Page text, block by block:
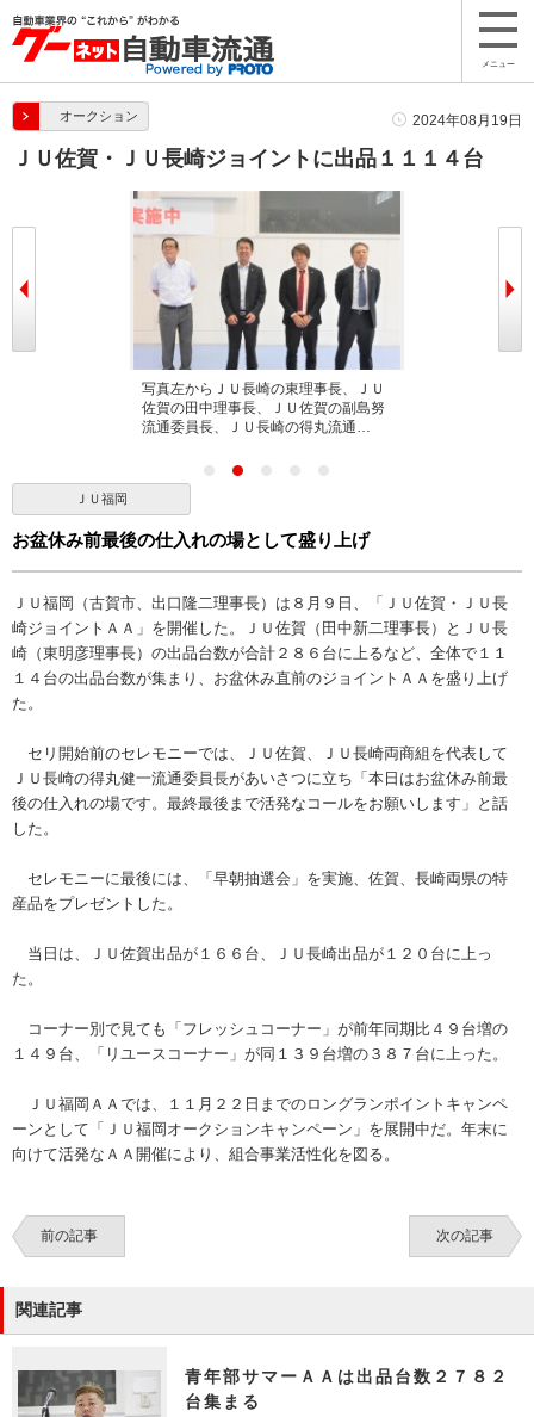
メニュー
オークション 2024年08月19日
ＪＵ佐賀・ＪＵ長崎ジョイントに出品１１１４台
写真左からＪＵ長崎の東理事長、ＪＵ
佐賀の田中理事長、ＪＵ佐賀の副島努
流通委員長、ＪＵ長崎の得丸流通…
ＪＵ福岡
お盆休み前最後の仕入れの場として盛り上げ
ＪＵ福岡（古賀市、出口隆二理事長）は８月９日、「ＪＵ佐賀・ＪＵ長
崎ジョイントＡＡ」を開催した。ＪＵ佐賀（田中新二理事長）とＪＵ長
崎（東明彦理事長）の出品台数が合計２８６台に上るなど、全体で１１
１４台の出品台数が集まり、お盆休み直前のジョイントＡＡを盛り上げ
た。
セリ開始前のセレモニーでは、ＪＵ佐賀、ＪＵ長崎両商組を代表して
ＪＵ長崎の得丸健一流通委員長があいさつに立ち「本日はお盆休み前最
後の仕入れの場です。最終最後まで活発なコールをお願いします」と話
した。
セレモニーに最後には、「早朝抽選会」を実施、佐賀、長崎両県の特
産品をプレゼントした。
当日は、ＪＵ佐賀出品が１６６台、ＪＵ長崎出品が１２０台に上っ
た。
コーナー別で見ても「フレッシュコーナー」が前年同期比４９台増の
１４９台、「リユースコーナー」が同１３９台増の３８７台に上った。
ＪＵ福岡ＡＡでは、１１月２２日までのロングランポイントキャンペ
ーンとして「ＪＵ福岡オークションキャンペーン」を展開中だ。年末に
向けて活発なＡＡ開催により、組合事業活性化を図る。
前の記事 次の記事
関連記事
青年部サマーＡＡは出品台数２７８２
台集まる